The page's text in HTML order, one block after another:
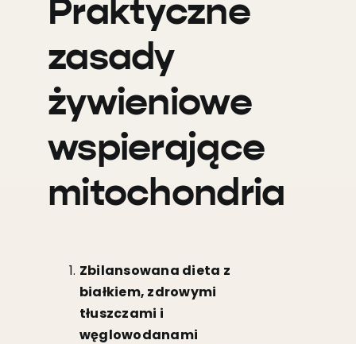
Praktyczne
zasady
żywieniowe
wspierające
mitochondria
Zbilansowana dieta z
białkiem, zdrowymi
tłuszczami i
węglowodanami